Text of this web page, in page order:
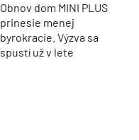
Obnov dom MINI PLUS
prinesie menej
byrokracie. Výzva sa
spustí už v lete